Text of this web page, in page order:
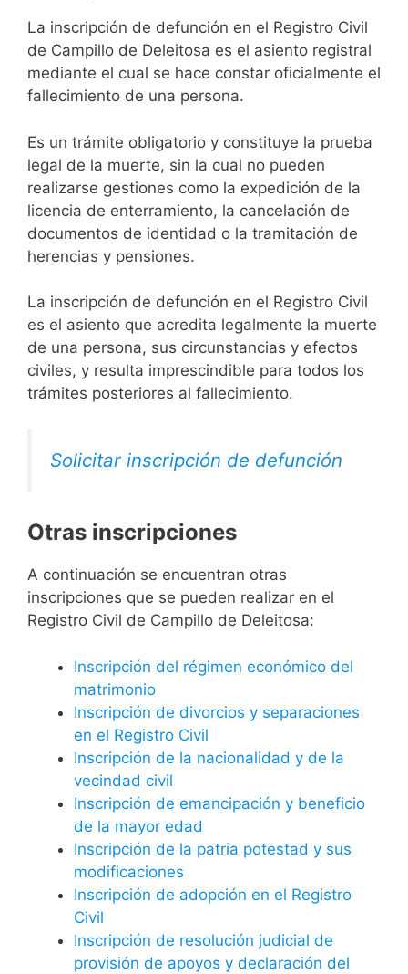
La inscripción de defunción en el Registro Civil
de Campillo de Deleitosa es el asiento registral
mediante el cual se hace constar oficialmente el
fallecimiento de una persona.
Es un trámite obligatorio y constituye la prueba
legal de la muerte, sin la cual no pueden
realizarse gestiones como la expedición de la
licencia de enterramiento, la cancelación de
documentos de identidad o la tramitación de
herencias y pensiones.
La inscripción de defunción en el Registro Civil
es el asiento que acredita legalmente la muerte
de una persona, sus circunstancias y efectos
civiles, y resulta imprescindible para todos los
trámites posteriores al fallecimiento.
Solicitar inscripción de defunción
Otras inscripciones
A continuación se encuentran otras
inscripciones que se pueden realizar en el
Registro Civil de Campillo de Deleitosa:
Inscripción del régimen económico del
matrimonio
Inscripción de divorcios y separaciones
en el Registro Civil
Inscripción de la nacionalidad y de la
vecindad civil
Inscripción de emancipación y beneficio
de la mayor edad
Inscripción de la patria potestad y sus
modificaciones
Inscripción de adopción en el Registro
Civil
Inscripción de resolución judicial de
provisión de apoyos y declaración del